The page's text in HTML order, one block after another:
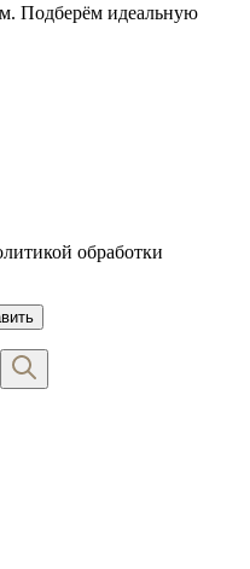
Подберём идеальную
обработки